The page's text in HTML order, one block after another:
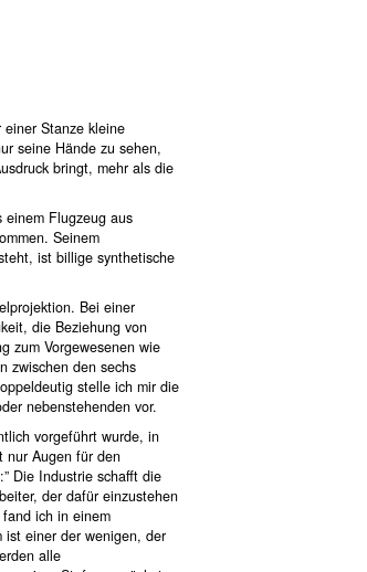
Stanze kleine
seine Hände zu sehen,
bringt, mehr als die
Flugzeug aus
Seinem
ist billige synthetische
Bei einer
die Beziehung von
zum Vorgewesenen wie
zwischen den sechs
stelle ich mir die
nebenstehenden vor.
vorgeführt wurde, in
nur Augen für den
Die Industrie schafft die
der dafür einzustehen
ich in einem
ist einer der wenigen, der
alle